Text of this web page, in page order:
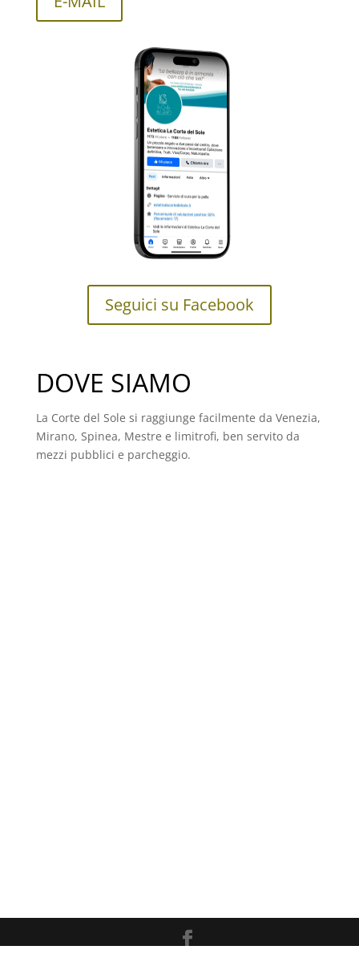
Seguici su Facebook
DOVE SIAMO
La Corte del Sole si raggiunge facilmente da Venezia,
Mirano, Spinea, Mestre e limitrofi, ben servito da
mezzi pubblici e parcheggio.